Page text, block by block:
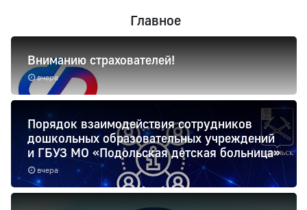
Главное
вчера
Вниманию страхователей!
вчера
Порядок взаимодействия сотрудников
дошкольных образовательных учреждений
и ГБУЗ МО «Подольская детская больница»